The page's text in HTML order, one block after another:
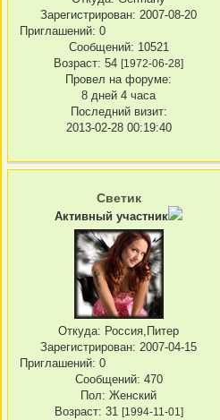
Зарегистрирован: 2007-08-20
Приглашений: 0
Сообщений: 10521
Возраст: 54 [1972-06-28]
Провел на форуме:
8 дней 4 часа
Последний визит:
2013-02-28 00:19:40
Светик
Активный участник
Откуда: Россия,Питер
Зарегистрирован: 2007-04-15
Приглашений: 0
Сообщений: 470
Пол: Женский
Возраст: 31 [1994-11-01]